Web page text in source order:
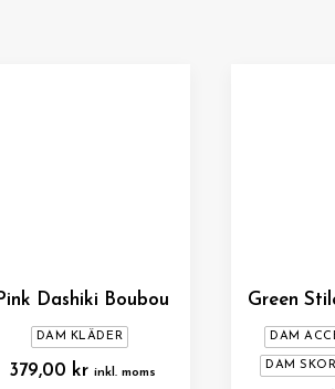
Pink Dashiki Boubou
DAM KLÄDER
379,00 kr inkl. moms
Green
DAM
DAM